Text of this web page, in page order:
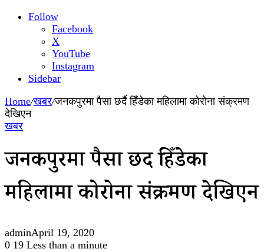
Follow
Facebook
X
YouTube
Instagram
Sidebar
Home/खबर/जनकपुरमा पैसा छर्दै हिँडेका महिलामा कोरोना संक्रमण
देखिएन
खबर
जनकपुरमा पैसा छर्दै हिँडेका
महिलामा कोरोना संक्रमण देखिएन
adminApril 19, 2020
0 19 Less than a minute